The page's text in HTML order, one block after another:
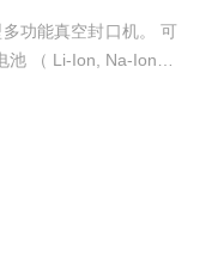
功能真空封口机。 可
（ Li-Ion, Na-Ion, Z
是电池研究实验室的